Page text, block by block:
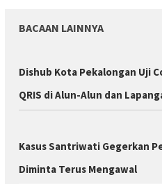
BACAAN LAINNYA
Dishub Kota Pekalongan Uji
QRIS di Alun-Alun dan
Kasus Santriwati Gegerkan
Diminta Terus Mengawal